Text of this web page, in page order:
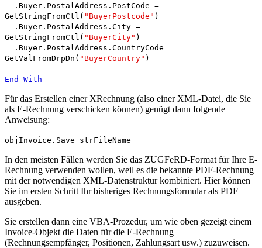
.Buyer.PostalAddress.PostCode =
GetStringFromCtl( "BuyerPostcode" )
.Buyer.PostalAddress.City =
GetStringFromCtl( "BuyerCity" )
.Buyer.PostalAddress.CountryCode =
GetValFromDrpDn( "BuyerCountry" )
End With
Für das Erstellen einer XRechnung (also einer XML-Datei, die Sie
als E-Rechnung verschicken können) genügt dann folgende
Anweisung:
objInvoice.Save strFileName
In den meisten Fällen werden Sie das ZUGFeRD-Format für Ihre E-
Rechnung verwenden wollen, weil es die bekannte PDF-Rechnung
mit der notwendigen XML-Datenstruktur kombiniert. Hier können
Sie im ersten Schritt Ihr bisheriges Rechnungsformular als PDF
ausgeben.
Sie erstellen dann eine VBA-Prozedur, um wie oben gezeigt einem
Invoice-Objekt die Daten für die E-Rechnung
(Rechnungsempfänger, Positionen, Zahlungsart usw.) zuzuweisen.